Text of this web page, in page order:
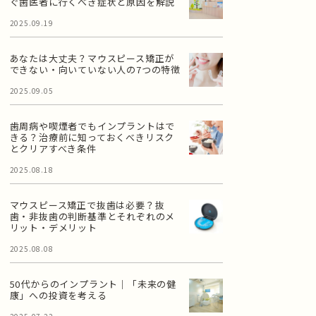
2025.09.19
あなたは大丈夫？マウスピース矯正が
できない・向いていない人の7つの特徴
2025.09.05
歯周病や喫煙者でもインプラントはで
きる？治療前に知っておくべきリスク
とクリアすべき条件
2025.08.18
マウスピース矯正で抜歯は必要？抜
歯・非抜歯の判断基準とそれぞれのメ
リット・デメリット
2025.08.08
50代からのインプラント｜「未来の健
康」への投資を考える